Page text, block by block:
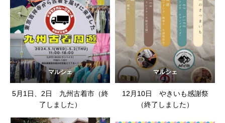
マルシェ
5月1日、2日 九州古着市（終
了しました）
マルシェ
12月10日 やきいも感謝祭
（終了しました）